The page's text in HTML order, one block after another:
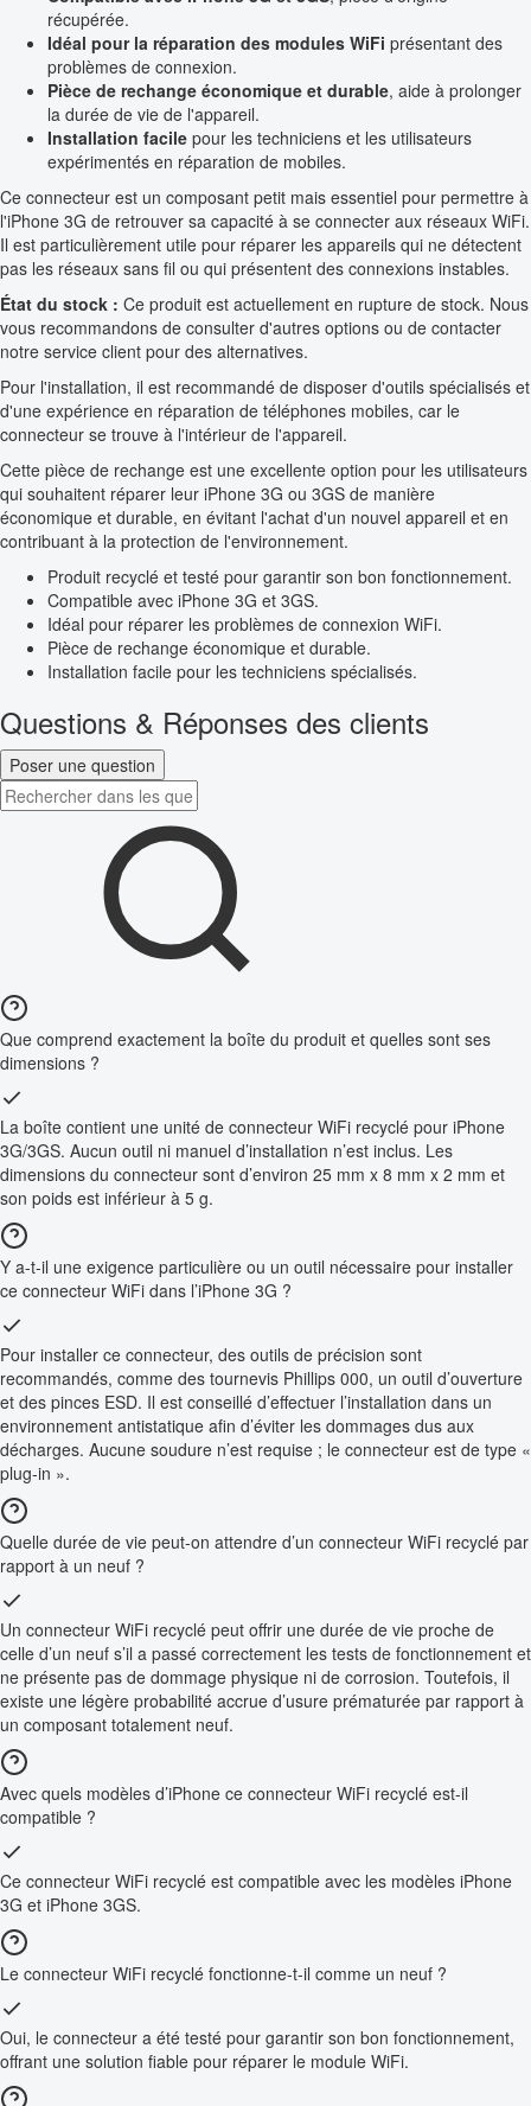
récupérée.
Idéal pour la réparation des modules WiFi présentant des
problèmes de connexion.
Pièce de rechange économique et durable, aide à prolonger
la durée de vie de l'appareil.
Installation facile pour les techniciens et les utilisateurs
expérimentés en réparation de mobiles.
Ce connecteur est un composant petit mais essentiel pour permettre à
l'iPhone 3G de retrouver sa capacité à se connecter aux réseaux WiFi.
Il est particulièrement utile pour réparer les appareils qui ne détectent
pas les réseaux sans fil ou qui présentent des connexions instables.
État du stock : Ce produit est actuellement en rupture de stock. Nous
vous recommandons de consulter d'autres options ou de contacter
notre service client pour des alternatives.
Pour l'installation, il est recommandé de disposer d'outils spécialisés et
d'une expérience en réparation de téléphones mobiles, car le
connecteur se trouve à l'intérieur de l'appareil.
Cette pièce de rechange est une excellente option pour les utilisateurs
qui souhaitent réparer leur iPhone 3G ou 3GS de manière
économique et durable, en évitant l'achat d'un nouvel appareil et en
contribuant à la protection de l'environnement.
Produit recyclé et testé pour garantir son bon fonctionnement.
Compatible avec iPhone 3G et 3GS.
Idéal pour réparer les problèmes de connexion WiFi.
Pièce de rechange économique et durable.
Installation facile pour les techniciens spécialisés.
Questions & Réponses des clients
Poser une question
Que comprend exactement la boîte du produit et quelles sont ses
dimensions ?
La boîte contient une unité de connecteur WiFi recyclé pour iPhone
3G/3GS. Aucun outil ni manuel d’installation n’est inclus. Les
dimensions du connecteur sont d’environ 25 mm x 8 mm x 2 mm et
son poids est inférieur à 5 g.
Y a-t-il une exigence particulière ou un outil nécessaire pour installer
ce connecteur WiFi dans l’iPhone 3G ?
Pour installer ce connecteur, des outils de précision sont
recommandés, comme des tournevis Phillips 000, un outil d’ouverture
et des pinces ESD. Il est conseillé d’effectuer l’installation dans un
environnement antistatique afin d’éviter les dommages dus aux
décharges. Aucune soudure n’est requise ; le connecteur est de type «
plug-in ».
Quelle durée de vie peut-on attendre d’un connecteur WiFi recyclé par
rapport à un neuf ?
Un connecteur WiFi recyclé peut offrir une durée de vie proche de
celle d’un neuf s’il a passé correctement les tests de fonctionnement et
ne présente pas de dommage physique ni de corrosion. Toutefois, il
existe une légère probabilité accrue d’usure prématurée par rapport à
un composant totalement neuf.
Avec quels modèles d’iPhone ce connecteur WiFi recyclé est-il
compatible ?
Ce connecteur WiFi recyclé est compatible avec les modèles iPhone
3G et iPhone 3GS.
Le connecteur WiFi recyclé fonctionne-t-il comme un neuf ?
Oui, le connecteur a été testé pour garantir son bon fonctionnement,
offrant une solution fiable pour réparer le module WiFi.